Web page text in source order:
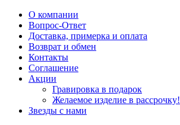
О компании
Вопрос-Ответ
Доставка, примерка и оплата
Возврат и обмен
Контакты
Соглашение
Акции
Гравировка в подарок
Желаемое изделие в рассрочку!
Звезды с нами